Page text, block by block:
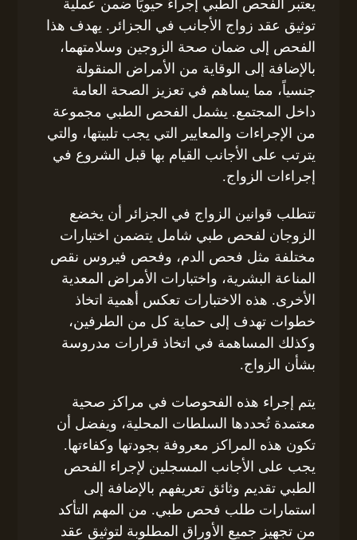
يعتبر الفحص الطبي إجراءً حيويًا ضمن عملية
توثيق عقد زواج الأجانب في الجزائر. يهدف هذا
الفحص إلى ضمان صحة الزوجين وسلامتهما،
بالإضافة إلى الوقاية من الأمراض المنقولة
جنسياً، مما يساهم في تعزيز الصحة العامة
داخل المجتمع. يشمل الفحص الطبي مجموعة
من الإجراءات والمعايير التي يجب تلبيتها، والتي
يترتب على الأجانب القيام بها قبل الشروع في
إجراءات الزواج.
تتطلب قوانين الزواج في الجزائر أن يخضع
الزوجان لفحص طبي شامل يتضمن اختبارات
مختلفة مثل فحص الدم، وفحص فيروس نقص
المناعة البشرية، واختبارات الأمراض المعدية
الأخرى. هذه الاختبارات تعكس أهمية اتخاذ
خطوات تهدف إلى حماية كل من الطرفين،
وكذلك المساهمة في اتخاذ قرارات مدروسة
بشأن الزواج.
يتم إجراء هذه الفحوصات في مراكز صحية
معتمدة تُحددها السلطات المحلية، ويفضل أن
تكون هذه المراكز معروفة بجودتها وكفاءتها.
يجب على الأجانب المسجلين لإجراء الفحص
الطبي تقديم وثائق تعريفهم بالإضافة إلى
استمارات طلب فحص طبي. من المهم التأكد
من تجهيز جميع الأوراق المطلوبة لتوثيق عقد